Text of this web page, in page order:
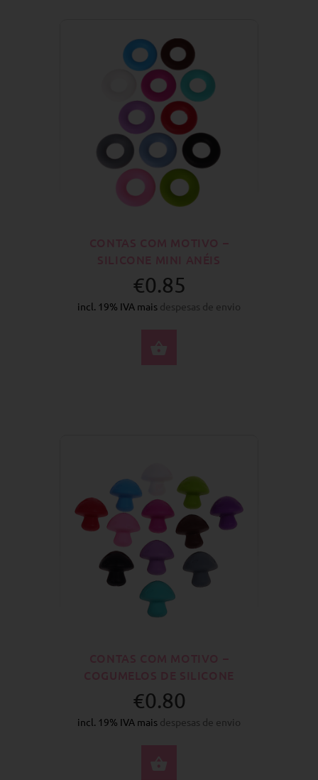
€0.85
incl. 19% IVA mais despesas de envio
€0.80
incl. 19% IVA mais despesas de envio